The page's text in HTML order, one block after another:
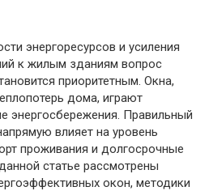
энергоресурсов и усиления
к жилым зданиям вопрос
приоритетным. Окна,
дома, играют
энергосбережения. Правильный
влияет на уровень
проживания и долгосрочные
статье рассмотрены
окон, методики